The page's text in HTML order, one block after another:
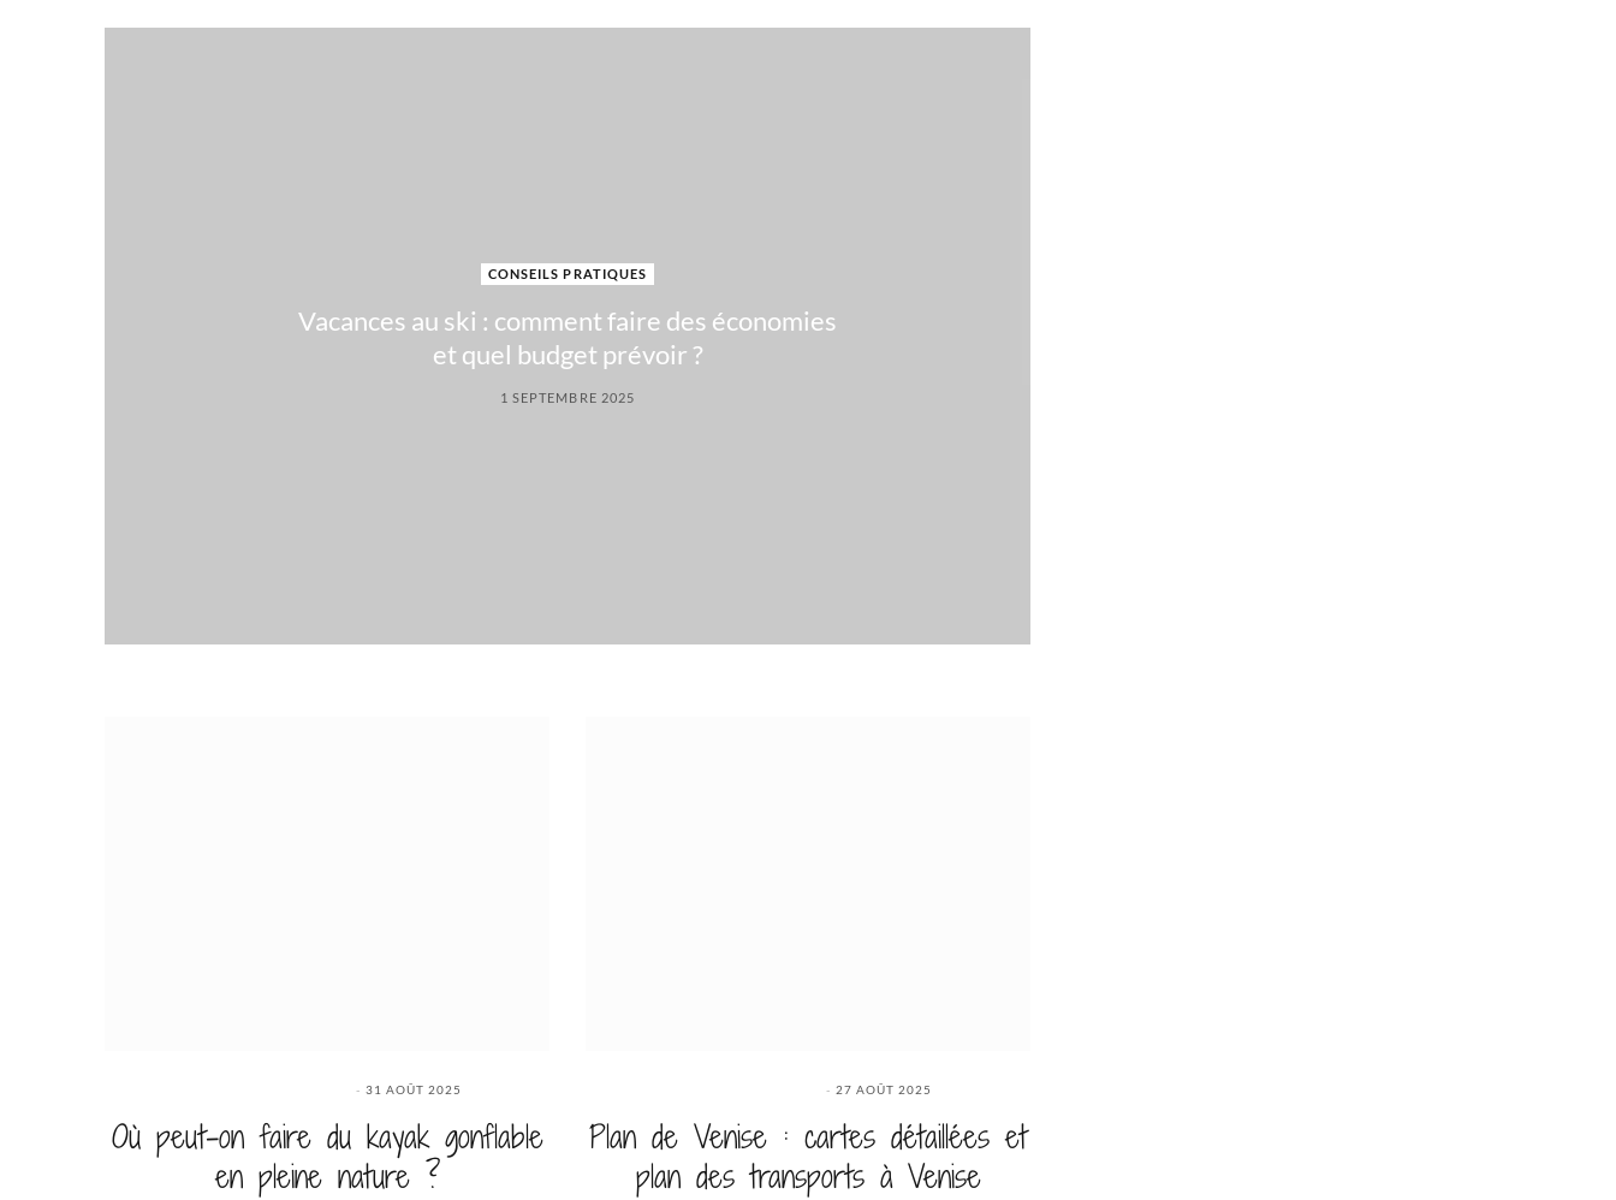
CONSEILS PRATIQUES
Vacances au ski : comment faire des économies
et quel budget prévoir ?
1 SEPTEMBRE 2025
31 AOÛT 2025
Où peut-on faire du kayak gonflable
en pleine nature ?
27 AOÛT 2025
Plan de Venise : cartes détaillées et
plan des transports à Venise